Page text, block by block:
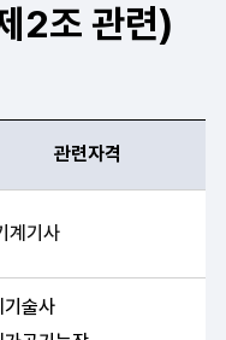
2조 관련)
로 인력자원관리직종 기계
관련자격
계기사
기술사